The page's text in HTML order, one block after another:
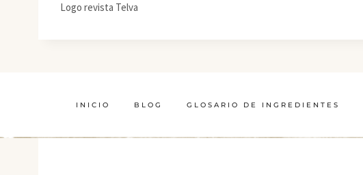
Logo revista Telva
INICIO BLOG GLOSARIO DE INGREDIENTES